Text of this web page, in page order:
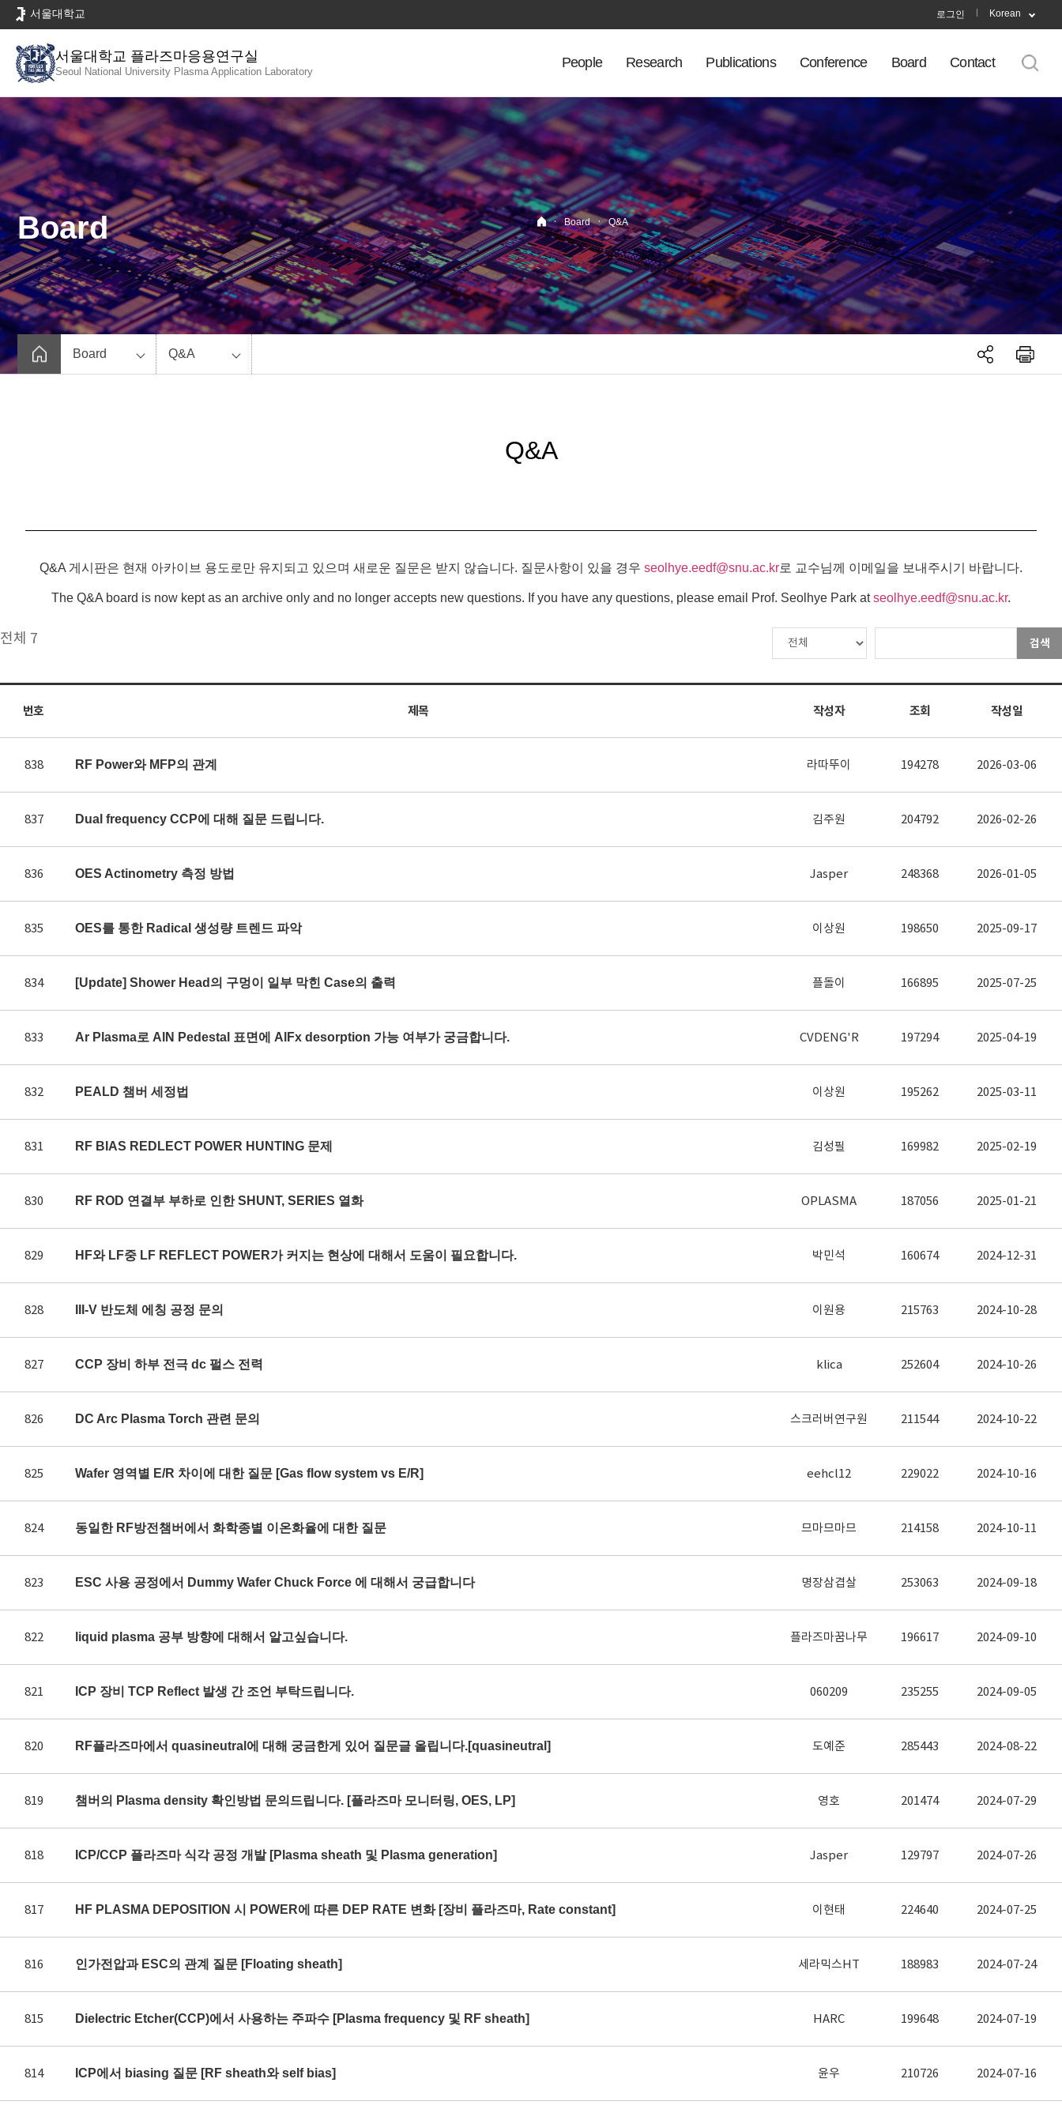
로
뉴
서울대학교 로그인 Korean
서울대학교 플라즈마응용연구실
Seoul National University Plasma Application Laboratory
People Research Publications Conference Board Contact
Board · Board · Q&A
Board Q&A
Q&A
Q&A 게시판은 현재 아카이브 용도로만 유지되고 있으며 새로운 질문은 받지 않습니다. 질문사항이 있을 경우 seolhye.eedf@snu.ac.kr로 교수님께 이메일을 보내주시기 바랍니다.
The Q&A board is now kept as an archive only and no longer accepts new questions. If you have any questions, please email Prof. Seolhye Park atseolhye.eedf@snu.ac.kr.
전체 7 검색
번호 제목 작성자 조회 작성일
838 RF Power와 MFP의 관계 라따뚜이 194278 2026-03-06
837 Dual frequency CCP에 대해 질문 드립니다. 김주원 204792 2026-02-26
836 OES Actinometry 측정 방법 Jasper 248368 2026-01-05
835 OES를 통한 Radical 생성량 트렌드 파악 이상원 198650 2025-09-17
834 [Update] Shower Head의 구멍이 일부 막힌 Case의 출력 플돌이 166895 2025-07-25
833 Ar Plasma로 AlN Pedestal 표면에 AlFx desorption 가능 여부가 궁금합니다. CVDENG'R 197294 2025-04-19
832 PEALD 챔버 세정법 이상원 195262 2025-03-11
831 RF BIAS REDLECT POWER HUNTING 문제 김성필 169982 2025-02-19
830 RF ROD 연결부 부하로 인한 SHUNT, SERIES 열화 OPLASMA 187056 2025-01-21
829 HF와 LF중 LF REFLECT POWER가 커지는 현상에 대해서 도움이 필요합니다. 박민석 160674 2024-12-31
828 III-V 반도체 에칭 공정 문의 이원용 215763 2024-10-28
827 CCP 장비 하부 전극 dc 펄스 전력 klica 252604 2024-10-26
826 DC Arc Plasma Torch 관련 문의 스크러버연구원 211544 2024-10-22
825 Wafer 영역별 E/R 차이에 대한 질문 [Gas flow system vs E/R] eehcl12 229022 2024-10-16
824 동일한 RF방전챔버에서 화학종별 이온화율에 대한 질문 므마므마므 214158 2024-10-11
823 ESC 사용 공정에서 Dummy Wafer Chuck Force 에 대해서 궁급합니다 명장삼겹살 253063 2024-09-18
822 liquid plasma 공부 방향에 대해서 알고싶습니다. 플라즈마꿈나무 196617 2024-09-10
821 ICP 장비 TCP Reflect 발생 간 조언 부탁드립니다. 060209 235255 2024-09-05
820 RF플라즈마에서 quasineutral에 대해 궁금한게 있어 질문글 올립니다.[quasineutral] 도예준 285443 2024-08-22
819 챔버의 Plasma density 확인방법 문의드립니다. [플라즈마 모니터링, OES, LP] 영호 201474 2024-07-29
818 ICP/CCP 플라즈마 식각 공정 개발 [Plasma sheath 및 Plasma generation] Jasper 129797 2024-07-26
817 HF PLASMA DEPOSITION 시 POWER에 따른 DEP RATE 변화 [장비 플라즈마, Rate constant] 이현태 224640 2024-07-25
816 인가전압과 ESC의 관계 질문 [Floating sheath] 세라믹스HT 188983 2024-07-24
815 Dielectric Etcher(CCP)에서 사용하는 주파수 [Plasma frequency 및 RF sheath] HARC 199648 2024-07-19
814 ICP에서 biasing 질문 [RF sheath와 self bias] 윤우 210726 2024-07-16